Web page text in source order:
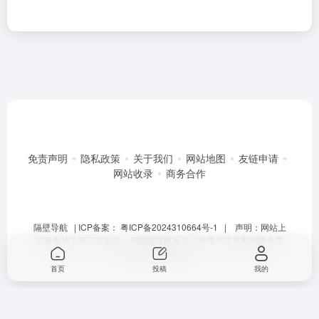
免责声明 隐私政策 关于我们 网站地图
友链申请
网站收录
商务合作
隔壁导航| ICP备案： 粤ICP备2024310664号-1 | 声明：网站上
量，避免上当受骗。
首页 投稿 我的